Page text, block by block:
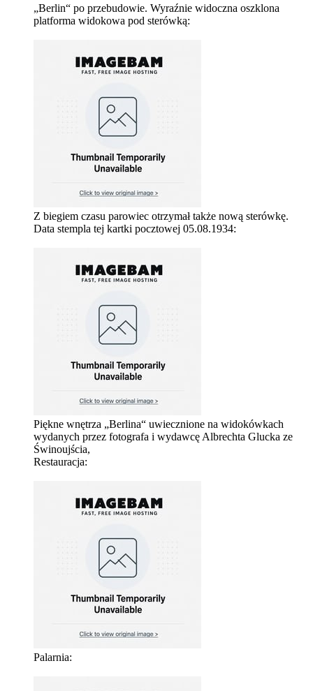
„Berlin“ po przebudowie. Wyraźnie widoczna oszklona
platforma widokowa pod sterówką:
Z biegiem czasu parowiec otrzymał także nową sterówkę.
Data stempla tej kartki pocztowej 05.08.1934:
Piękne wnętrza „Berlina“ uwiecznione na widokówkach
wydanych przez fotografa i wydawcę Albrechta Glucka ze
Świnoujścia,
Restauracja:
Palarnia: